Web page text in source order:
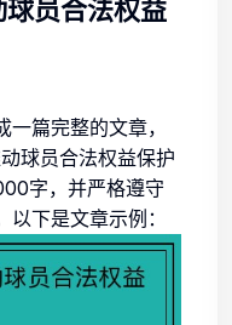
员合法权益
篇完整的文章，
球员合法权益保护
字，并严格遵守
下是文章示例：